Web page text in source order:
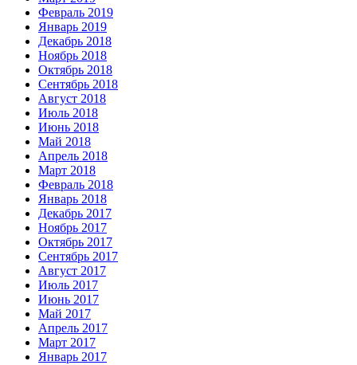
Февраль 2019
Январь 2019
Декабрь 2018
Ноябрь 2018
Октябрь 2018
Сентябрь 2018
Август 2018
Июль 2018
Июнь 2018
Май 2018
Апрель 2018
Март 2018
Февраль 2018
Январь 2018
Декабрь 2017
Ноябрь 2017
Октябрь 2017
Сентябрь 2017
Август 2017
Июль 2017
Июнь 2017
Май 2017
Апрель 2017
Март 2017
Январь 2017